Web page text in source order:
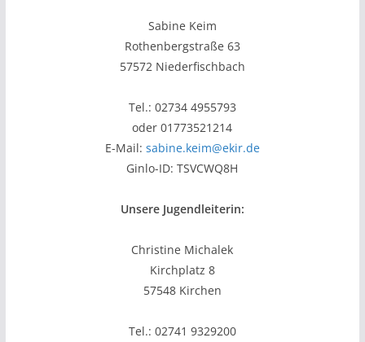
Sabine Keim
Rothenbergstraße 63
57572 Niederfischbach
Tel.: 02734 4955793
oder 01773521214
E-Mail: sabine.keim@ekir.de
Ginlo-ID: TSVCWQ8H
Unsere Jugendleiterin:
Christine Michalek
Kirchplatz 8
57548 Kirchen
Tel.: 02741 9329200